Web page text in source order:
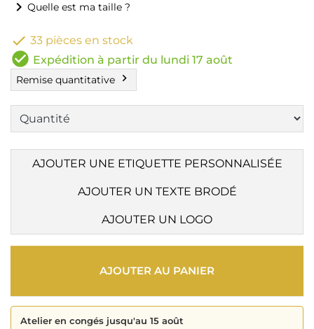
chevron_right Quelle est ma taille ?
 33 pièces en stock
check_circle Expédition à partir du lundi 17 août
Remise quantitative chevron_right
AJOUTER UNE ETIQUETTE PERSONNALISÉE
AJOUTER UN TEXTE BRODÉ
AJOUTER UN LOGO
AJOUTER AU PANIER
Atelier en congés jusqu'au 15 août